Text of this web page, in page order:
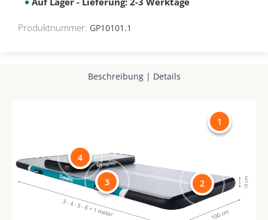
Produktnummer: GP10101.1
Beschreibung| Details
1
2
3
4